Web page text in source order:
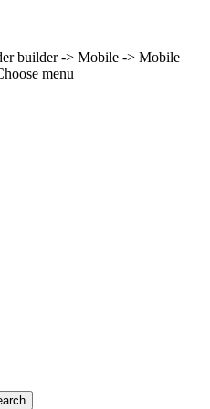
builder -> Mobile -> Mobile
menu